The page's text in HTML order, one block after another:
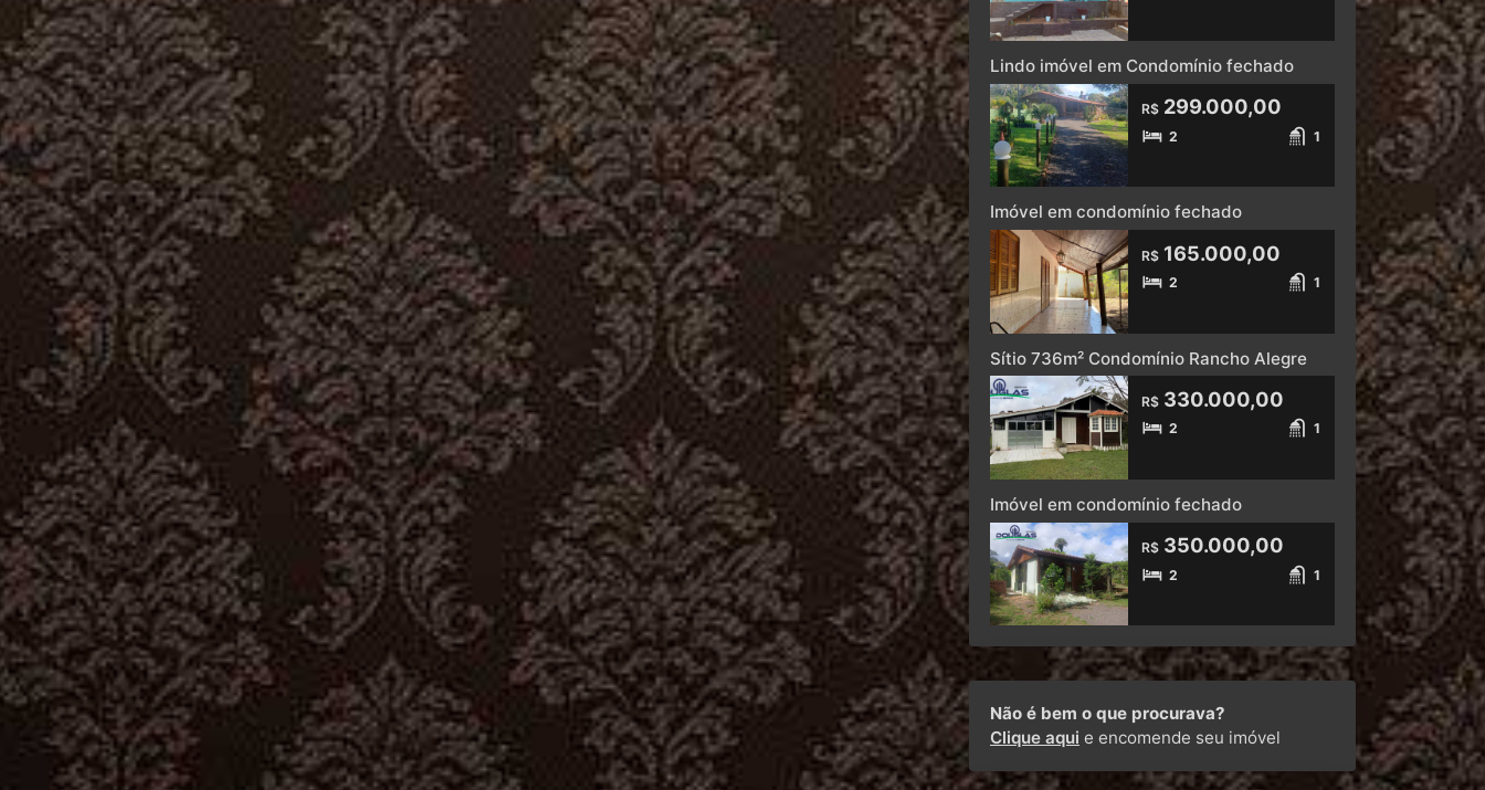
Lindo imóvel em Condomínio fechado
R$299.000,00
2 1
Imóvel em condomínio fechado
R$165.000,00
2 1
Sítio 736m² Condomínio Rancho Alegre
R$330.000,00
2 1
Imóvel em condomínio fechado
R$350.000,00
2 1
Não é bem o que procurava?
Clique aqui e encomende seu imóvel